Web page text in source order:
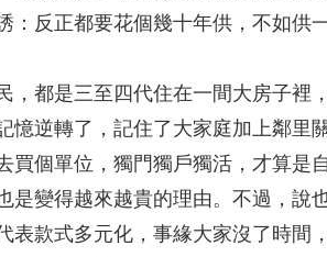
：反正都要花個幾十年供，不如供
，都是三至四代住在一間大房子裡
憶逆轉了，記住了大家庭加上鄰里
買個單位，獨門獨戶獨活，才算是
是變得越來越貴的理由。不過，說
表款式多元化，事緣大家沒了時間